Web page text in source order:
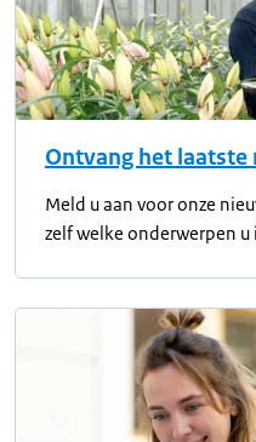
Ontvang het laatste
Meld u aan voor onze
zelf welke onderwerpen